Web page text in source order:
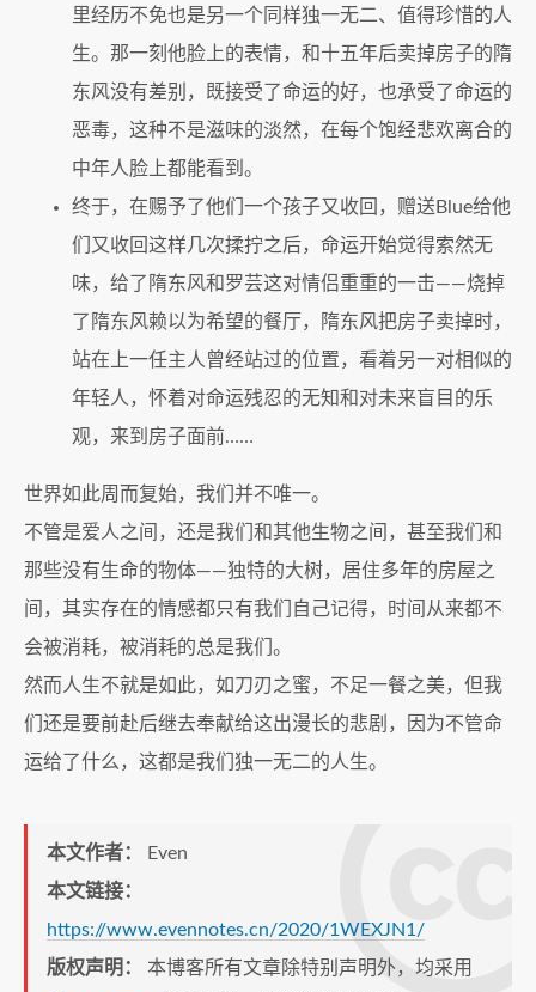
里经历不免也是另一个同样独一无二、值得珍惜的人
生。那一刻他脸上的表情，和十五年后卖掉房子的隋
东风没有差别，既接受了命运的好，也承受了命运的
恶毒，这种不是滋味的淡然，在每个饱经悲欢离合的
中年人脸上都能看到。
终于，在赐予了他们一个孩子又收回，赠送Blue给他
们又收回这样几次揉拧之后，命运开始觉得索然无
味，给了隋东风和罗芸这对情侣重重的一击——烧掉
了隋东风赖以为希望的餐厅，隋东风把房子卖掉时，
站在上一任主人曾经站过的位置，看着另一对相似的
年轻人，怀着对命运残忍的无知和对未来盲目的乐
观，来到房子面前……
世界如此周而复始，我们并不唯一。
不管是爱人之间，还是我们和其他生物之间，甚至我们和
那些没有生命的物体——独特的大树，居住多年的房屋之
间，其实存在的情感都只有我们自己记得，时间从来都不
会被消耗，被消耗的总是我们。
然而人生不就是如此，如刀刃之蜜，不足一餐之美，但我
们还是要前赴后继去奉献给这出漫长的悲剧，因为不管命
运给了什么，这都是我们独一无二的人生。
本文作者：
Even
本文链接：
https://www.evennotes.cn/2020/1WEXJN1/
版权声明： 本博客所有文章除特别声明外，均采用